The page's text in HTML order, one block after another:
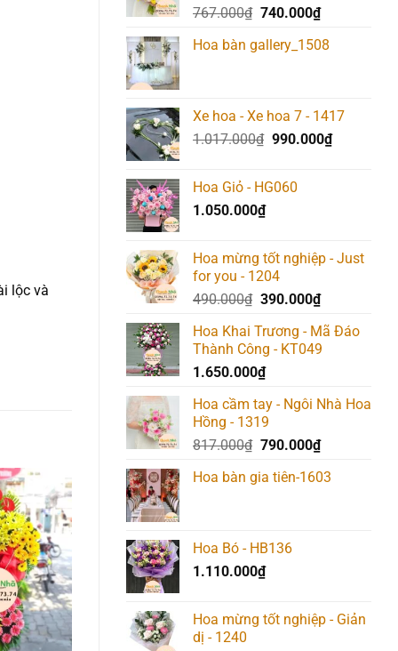
767.000₫ Giá
là:
740.000₫Giá
tại
Hoa bàn gallery_1508
Xe hoa - Xe hoa 7 - 1417
1.017.000₫ Giá
1.017.000₫.
990.000₫Giá
Hoa Giỏ - HG060
1.050.000₫
Hoa mừng tốt nghiệp - Just
for you - 1204
490.000₫ Giá
là:
490.000₫.
390.000₫Giá
tại
là:
Hoa Khai Trương - Mã Đáo
Thành Công - KT049
1.650.000₫
Hoa cầm tay - Ngôi Nhà Hoa
Hồng - 1319
817.000₫ Giá
là:
790.000₫Giá
tại
Hoa bàn gia tiên-1603
Hoa Bó - HB136
1.110.000₫
Hoa mừng tốt nghiệp - Giản
dị - 1240
lộc và
Add to
wishlist